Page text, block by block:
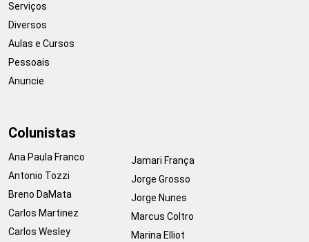
Serviços
Diversos
Aulas e Cursos
Pessoais
Anuncie
Colunistas
Ana Paula Franco
Antonio Tozzi
Breno DaMata
Carlos Martinez
Carlos Wesley
Jamari França
Jorge Grosso
Jorge Nunes
Marcus Coltro
Marina Elliot